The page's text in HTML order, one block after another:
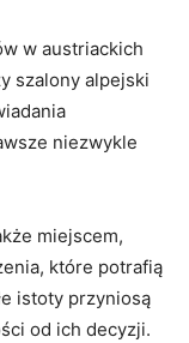
w austriackich
szalony alpejski
niezwykle
miejscem,
które ​potrafią
istoty przyniosą
od ich decyzji.